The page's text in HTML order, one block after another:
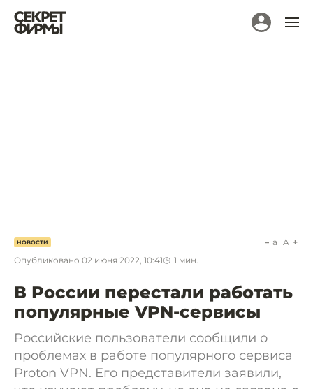
НОВОСТИ
Опубликовано 02 июня 2022, 10:41 1 мин.
a A
В России перестали работать
популярные VPN-сервисы
Российские пользователи сообщили о
проблемах в работе популярного сервиса
Proton VPN. Его представители заявили,